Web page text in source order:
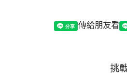
傳給朋友看
挑